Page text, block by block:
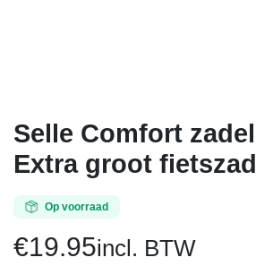
Selle Comfort
Extra groot
Op voorraad
€19.95incl. BTW